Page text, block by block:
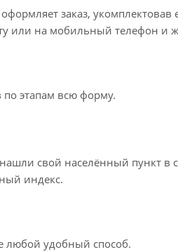
заказ,
или на мобильный телефон и
этапам всю форму.
свой населённый пункт в
индекс.
любой удобный способ.